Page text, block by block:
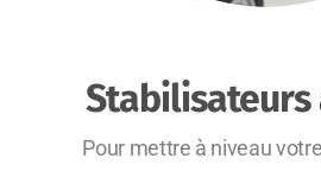
Pour mettre à niveau